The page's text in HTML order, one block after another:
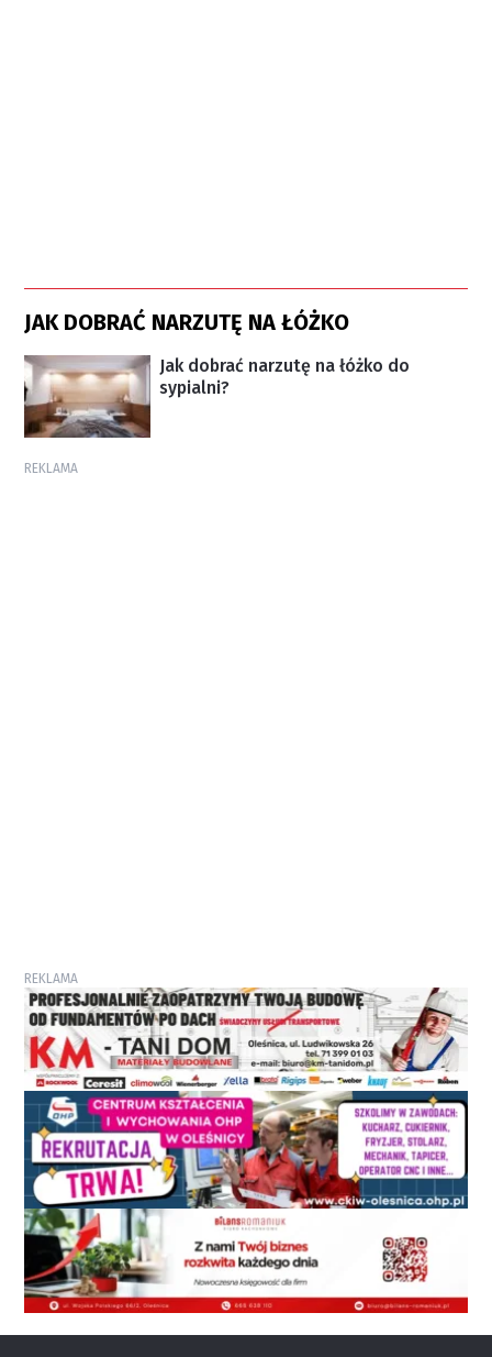
JAK DOBRAĆ NARZUTĘ NA ŁÓŻKO
Jak dobrać narzutę na łóżko do
sypialni?
REKLAMA
REKLAMA